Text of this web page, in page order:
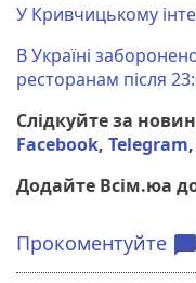
У Кривчицькому
В Україні
ресторанам після
Слідкуйте за
Facebook, Telegram,
Додайте Всім.юа
Прокоментуйте chat_bubble